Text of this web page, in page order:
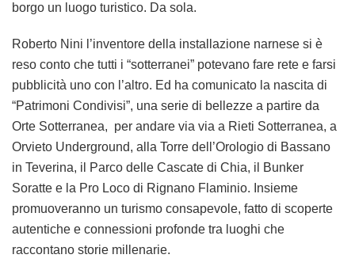
borgo un luogo turistico. Da sola.
Roberto Nini l’inventore della installazione narnese si è
reso conto che tutti i “sotterranei” potevano fare rete e farsi
pubblicità uno con l’altro. Ed ha comunicato la nascita di
“Patrimoni Condivisi”, una serie di bellezze a partire da
Orte Sotterranea, per andare via via a Rieti Sotterranea, a
Orvieto Underground, alla Torre dell’Orologio di Bassano
in Teverina, il Parco delle Cascate di Chia, il Bunker
Soratte e la Pro Loco di Rignano Flaminio. Insieme
promuoveranno un turismo consapevole, fatto di scoperte
autentiche e connessioni profonde tra luoghi che
raccontano storie millenarie.